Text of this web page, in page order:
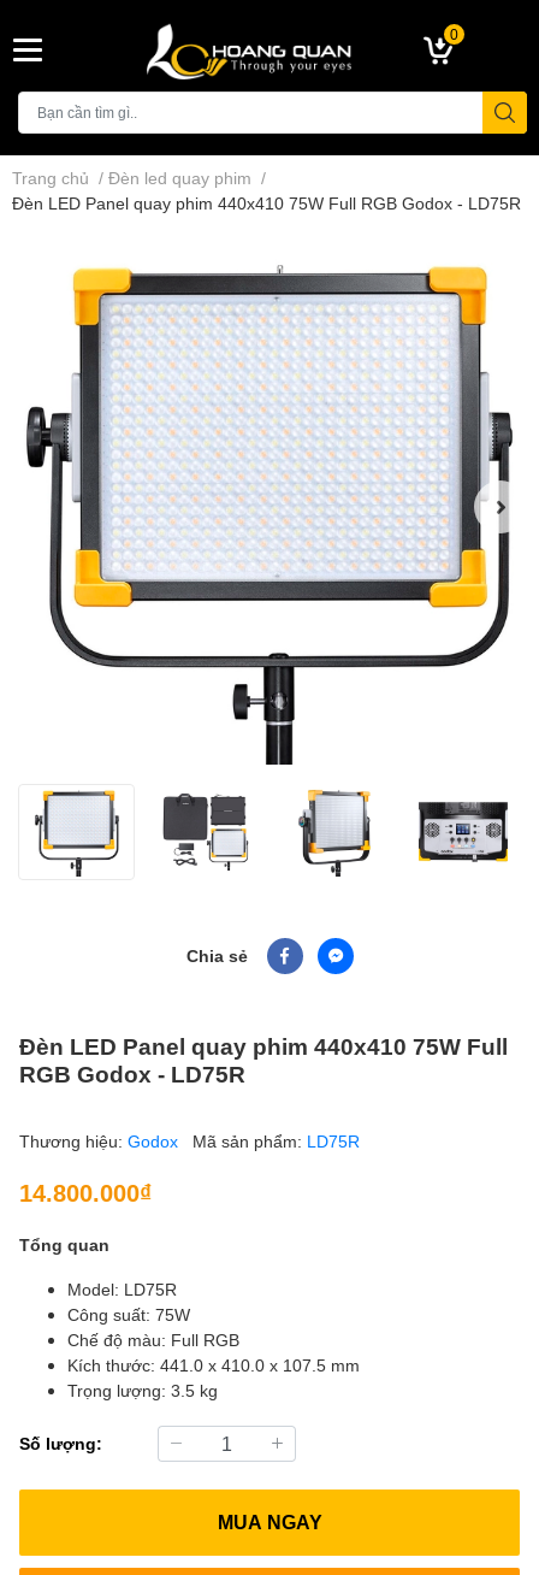
0
Trang chủ / Đèn led quay phim /
Đèn LED Panel quay phim 440x410 75W Full RGB Godox - LD75R
Chia sẻ
Đèn LED Panel quay phim 440x410 75W Full
RGB Godox - LD75R
Thương hiệu: Godox Mã sản phẩm: LD75R
14.800.000₫
Tổng quan
Model: LD75R
Công suất: 75W
Chế độ màu: Full RGB
Kích thước: 441.0 x 410.0 x 107.5 mm
Trọng lượng: 3.5 kg
Số lượng:
MUA NGAY